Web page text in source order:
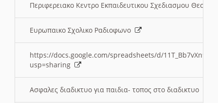
Περιφερειακο Κεντρο Εκπαιδευτικου Σχεδιασμου
Ευρωπαικο Σχολικο Ραδιοφωνο
https://docs.google.com/spreadsheets/d/
usp=sharing
Ασφαλες διαδικτυο για παιδια- τοπος στο διαδικτυο